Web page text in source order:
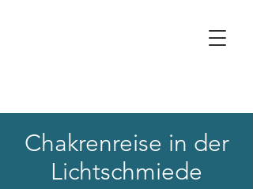
Chakrenreise in der
Lichtschmiede